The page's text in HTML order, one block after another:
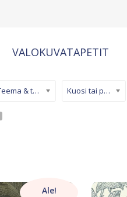
VALOKUVATAPETIT
Teema & tyyli Kuosi tai pinta
Ale!